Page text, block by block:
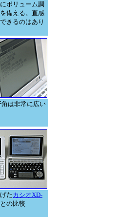
ボリューム調
備える。直感
きるのはあり
は非常に広い
たカシオXD-
の比較